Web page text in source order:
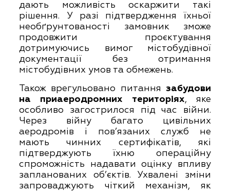
дають можливість оскаржити такі
рішення. У разі підтвердження їхньої
необґрунтованості замовник зможе
продовжити проєктування
дотримуючись вимог містобудівної
документації без отримання
містобудівних умов та обмежень.
Також врегульовано питання забудови
на приаеродромних територіях, яке
особливо загострилося під час війни.
Через війну багато цивільних
аеродромів і пов’язаних служб не
мають чинних сертифікатів, які
підтверджують їхню операційну
спроможність надавати оцінку впливу
запланованих об’єктів. Ухвалені зміни
запроваджують чіткий механізм, як